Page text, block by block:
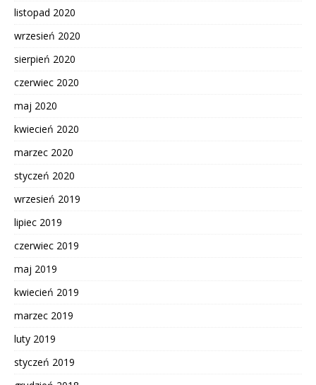
listopad 2020
wrzesień 2020
sierpień 2020
czerwiec 2020
maj 2020
kwiecień 2020
marzec 2020
styczeń 2020
wrzesień 2019
lipiec 2019
czerwiec 2019
maj 2019
kwiecień 2019
marzec 2019
luty 2019
styczeń 2019